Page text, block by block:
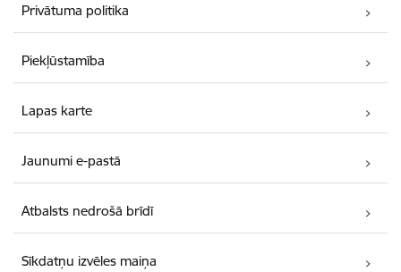
Privātuma politika
Piekļūstamība
Lapas karte
Jaunumi e-pastā
Atbalsts nedrošā brīdī
Sīkdatņu izvēles maiņa